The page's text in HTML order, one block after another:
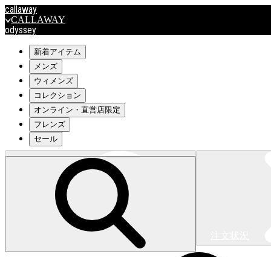
callaway
CALLAWAY
odyssey
travismathew
outlet
OUTLET
キャロウェイアパレルはこちら>>>
新着アイテム
メンズ
ウィメンズ
コレクション
オンライン・直営店限定
フレンズ
セール